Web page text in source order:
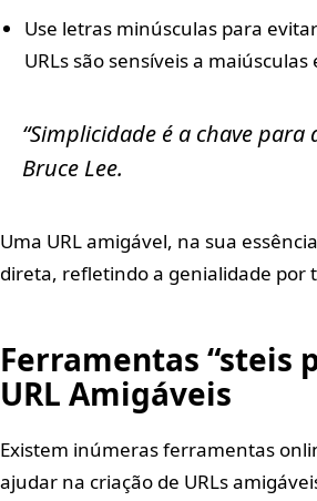
Use letras minúsculas para
URLs são sensíveis a
“Simplicidade é a chave para
Bruce Lee.
Uma URL amigável, na sua
direta, refletindo a genialidade por
Ferramentas “steis
URL Amigáveis
Existem inúmeras ferramentas
ajudar na criação de URLs